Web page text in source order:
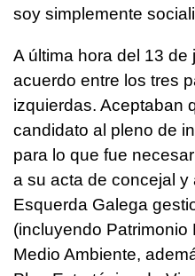
soy simplemente
A última hora del 13
acuerdo entre los tres
izquierdas. Aceptaban
candidato al pleno de
para lo que fue
a su acta de concejal
Esquerda Galega
(incluyendo Patrimonio
Medio Ambiente,